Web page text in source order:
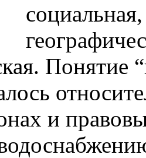
Понятие
и